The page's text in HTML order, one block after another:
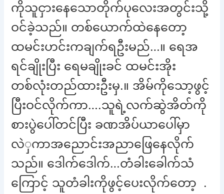
ကိုသူငှားနေသောတိုက်ပုလေးအတွင်းသို့
ဝင်ခဲ့သည်။ တစ်ယောက်ထဲနေတော့
ထမင်းဟင်းကချက်ရဦးမည်…။ ရေအ
ရင်ချိုးပြီး ရေမချိုးခင် ထမင်းအိုး
တစ်လုံးတည်ထားဦးမှ.။ အိမ်ကိုသော့ဖွင့်
ပြီးဝင်လိုက်ကာ….သူရဲ့လက်ဆွဲအိတ်ကို
စားပွဲပေါ်တင်ပြီး ခဏအိပ်ယာပေါ်မှာ
လဲှကာအညောင်းအညာဖြေနေလိုက်
သည်။ ဒေါက်ဒေါက်…တံခါးခေါက်သံ
ကြောင့် သူတံခါးကိုဖွင့်ပေးလိုက်တော့ .